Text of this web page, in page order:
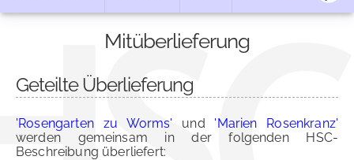
Mitüberlieferung
Geteilte Überlieferung
'Rosengarten zu Worms' und 'Marien Rosenkranz'
werden gemeinsam in der folgenden HSC-
Beschreibung überliefert: